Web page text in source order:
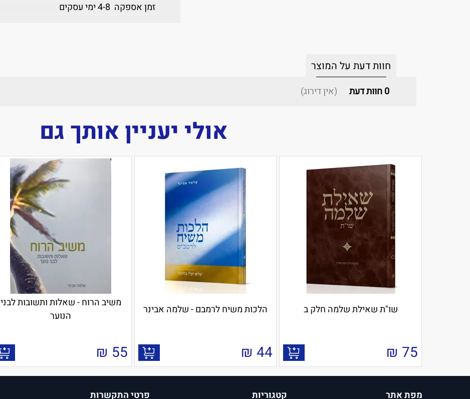
זמן אספקה 4-8 ימי עסקים
חוות דעת על המוצר
0חוות דעת (אין דירוג)
אולי יעניין אותך גם
שו"ת שאילת שלמה חלק ב
75
₪
הלכות משיח לרמבם - שלמה אבינר
44
₪
משיב הרוח - שאלות ותשובות לבני
הנוער
55
₪
מפת אתר קטגוריות פרטי התקשרות